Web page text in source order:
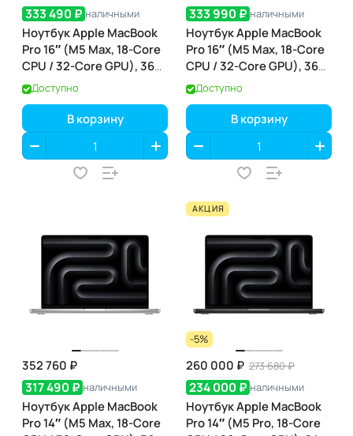
333 490 ₽ наличными
Ноутбук Apple MacBook
Pro 16″ (M5 Max, 18-Core
CPU / 32-Core GPU), 36
ГБ / 2 ТБ, Silver
(серебристый) (MGE74)
Доступно
В корзину
333 990 ₽ наличными
Ноутбук Apple MacBook
Pro 16″ (M5 Max, 18-Core
CPU / 32-Core GPU), 36
ГБ / 2 ТБ, Space Black
(чёрный космос)
(MGED4)
Доступно
В корзину
352 760 ₽
317 490 ₽ наличными
Ноутбук Apple MacBook
Pro 14″ (M5 Max, 18-Core
АКЦИЯ
-5%
260 000 ₽ 273 680 ₽
234 000 ₽ наличными
Ноутбук Apple MacBook
Pro 14″ (M5 Pro, 18-Core